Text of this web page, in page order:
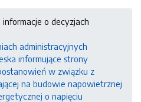
o decyzjach
administracyjnych
informujące strony
w związku z
na budowie napowietrznej
o napięciu